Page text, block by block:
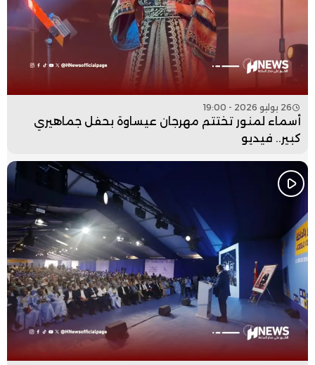
26 يوليو 2026 - 19:00
أسماء لمنور تختتم مهرجان عيساوة بحفل جماهيري
كبير.. فيديو